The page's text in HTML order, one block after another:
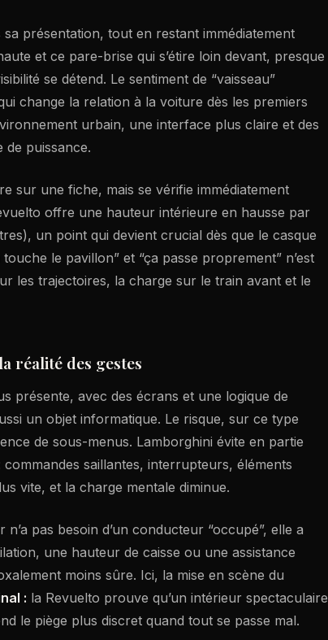
sa présentation, tout en restant immédiatement
et ce pare-brise qui s’étire loin devant, presque
se détend. Le sentiment de “vaisseau”
change la relation à la voiture dès les premiers
urbain, une interface plus claire et des
de puissance.
sur une fiche, mais se vérifie immédiatement
offre une hauteur intérieure en hausse par
un point qui devient crucial dès que le casque
le pavillon” et “ça passe proprement” n’est
les trajectoires, la charge sur le train avant et le
réalité des gestes
présente, avec des écrans et une logique de
un objet informatique. Le risque, sur ce type
de sous-menus. Lamborghini évite en partie
saillantes, interrupteurs, éléments
vite, et la charge mentale diminue.
pas besoin d’un conducteur “occupé”, elle a
une hauteur de caisse ou une assistance
moins sûre. Ici, la mise en scène du
: la Revuelto prouve qu’un intérieur spectaculaire
le piège plus discret quand tout se passe mal.